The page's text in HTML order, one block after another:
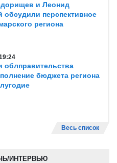
и Леонид
обсудили перспективное
региона
облправительства
бюджета региона
Весь список
ИНТЕРВЬЮ